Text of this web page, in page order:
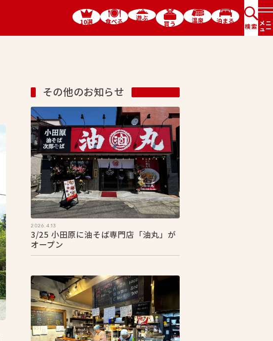
10選 食べる 遊ぶ
買う 温泉 泊まる
検索 メニ
ュー
その他のお知らせ
2026.4.13
3/25 小田原に油そば専門店「油丸」が
オープン